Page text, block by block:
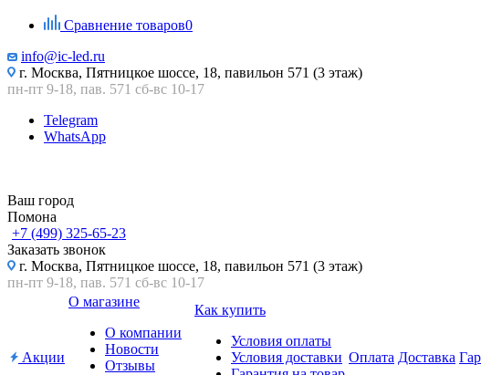
Сравнение товаров0
info@ic-led.ru
г. Москва, Пятницкое шоссе, 18, павильон 571 (3 этаж)
пн-пт 9-18, пав. 571 сб-вс 10-17
Telegram
WhatsApp
Ваш город
Помона
+7 (499) 325-65-23
Заказать звонок
г. Москва, Пятницкое шоссе, 18, павильон 571 (3 этаж)
пн-пт 9-18, пав. 571 сб-вс 10-17
Акции
О магазине
О компании
Новости
Отзывы
Как купить
Условия оплаты
Условия доставки Оплата Доставка